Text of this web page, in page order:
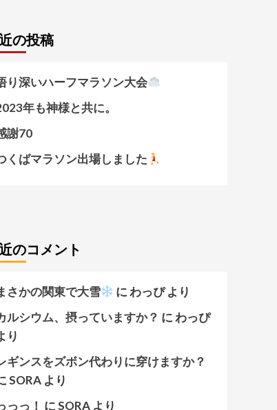
の投稿
り深いハーフマラソン大会
年も神様と共に。
謝70
くばマラソン出場しました
のコメント
さかの関東で大雪 に わっぴより
ルシウム、摂っていますか？ に わっぴ
り
ギンスをズボン代わりに穿けますか？
SORAより
っっ！ にSORAより